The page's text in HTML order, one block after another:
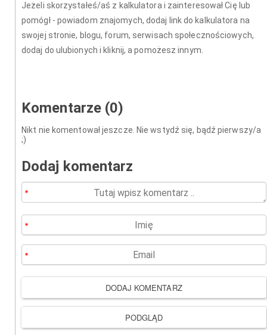
Jeżeli skorzystałeś/aś z kalkulatora i zainteresował Cię lub
pomógł - powiadom znajomych, dodaj link do kalkulatora na
swojej stronie, blogu, forum, serwisach społecznościowych,
dodaj do ulubionych i kliknij, a pomożesz innym.
Komentarze (0)
Nikt nie komentował jeszcze. Nie wstydź się, bądź pierwszy/a
;)
Dodaj komentarz